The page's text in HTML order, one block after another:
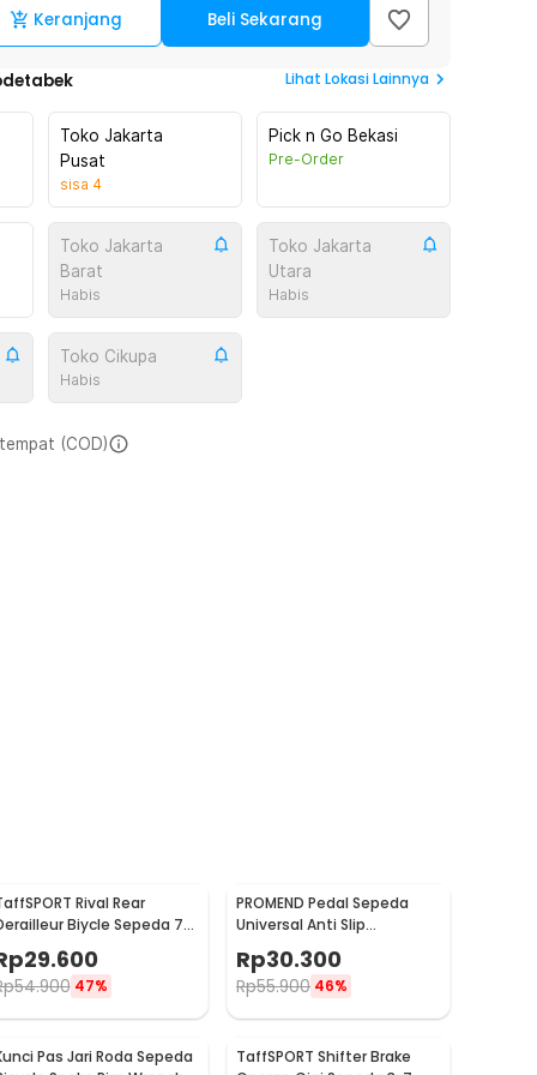
Keranjang Beli Sekarang
Lihat Lokasi Lainnya
Toko Jakarta
Pusat
sisa 4
Pick n Go Bekasi
Pre-Order
Toko Jakarta
Barat
Habis
Toko Jakarta
Utara
Habis
Toko Cikupa
Habis
(COD)
Rival Rear
Biycle Sepeda 7
Speed - RD-TX35
29.600
54.900 47%
PROMEND Pedal Sepeda
Universal Anti Slip
Aluminium Alloy - JT410
Rp30.300
Rp55.900 46%
Pas Jari Roda Sepeda
TaffSPORT Shifter Brake